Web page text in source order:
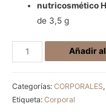
nutricosmético
de 3,5 g
Añadir
Categorías: CORPORALES,
Etiqueta: Corporal